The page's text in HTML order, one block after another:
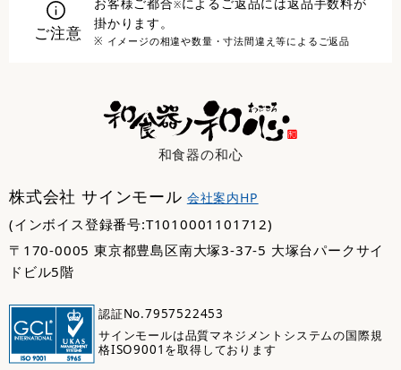
ご注意
※
掛かります。
※ イメージの相違や数量・寸法間違え等によるご返品
和食器の和心
株式会社 サインモール 会社案内HP
(インボイス登録番号:T1010001101712)
〒170-0005 東京都豊島区南大塚3-37-5 大塚台パークサイ
ドビル5階
認証No.7957522453
サインモールは品質マネジメントシステムの国際規
格ISO9001を取得しております